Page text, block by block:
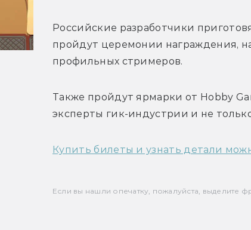
Российские разработчики
пройдут церемонии награждения,
профильных стримеров.
Также пройдут ярмарки от Hobby
эксперты гик-индустрии и не
Купить билеты и узнать детали
Если вы нашли опечатку, пожалуйста, выделите